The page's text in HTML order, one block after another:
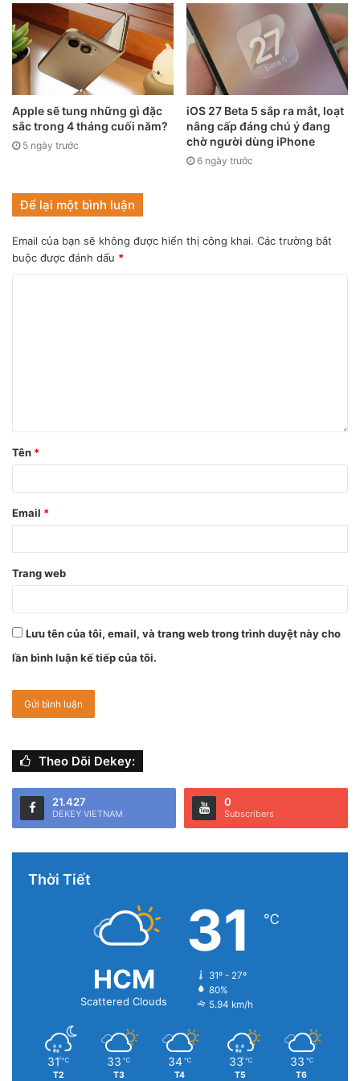
Chỉ có 19 phiên bản iPhone 13 Pro in vi mạch iPhone 2G.
Giá khởi điểm của iPhone 13 Pro in vi mạch iPhone 2G bản
Apple sẽ tung những gì đặc
sắc trong 4 tháng cuối năm?
5 ngày trước
iOS 27 Beta 5 sắp ra mắt, loạt
nâng cấp đáng chú ý đang
chờ người dùng iPhone
6 ngày trước
Để lại một bình luận
Email của bạn sẽ không được hiển thị công khai. Các trường bắt
buộc được đánh dấu *
Tên *
Email *
Trang web
Lưu tên của tôi, email, và trang web trong trình duyệt này cho
lần bình luận kế tiếp của tôi.
Theo Dõi Dekey:
21.427
DEKEY VIETNAM
0
Subscribers
Thời Tiết
HCM
Scattered Clouds
31 ℃
31º - 27º
80%
5.94 km/h
31 ℃
T2
33 ℃
T3
34 ℃
T4
33 ℃
T5
33 ℃
T6